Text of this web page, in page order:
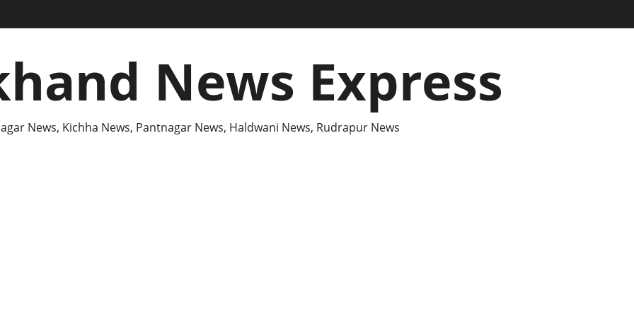
News Express
News, Kichha News, Pantnagar News, Haldwani News, Rudrapur News